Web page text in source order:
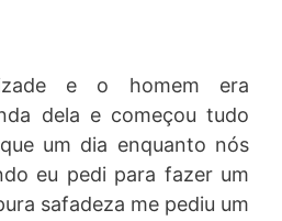
e o homem era
dela e começou tudo
um dia enquanto nós
eu pedi para fazer um
safadeza me pediu um